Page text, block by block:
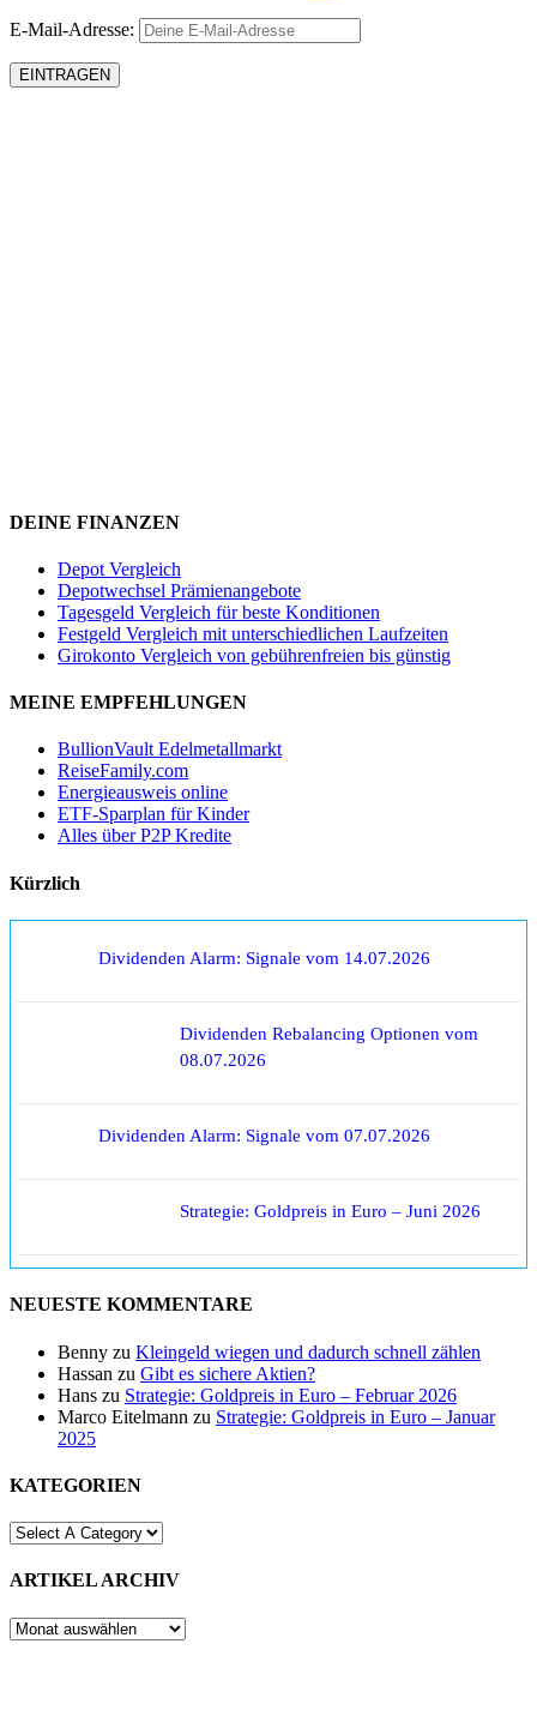
E-Mail-Adresse:
DEINE FINANZEN
Depot Vergleich
Depotwechsel Prämienangebote
Tagesgeld Vergleich für beste Konditionen
Festgeld Vergleich mit unterschiedlichen Laufzeiten
Girokonto Vergleich von gebührenfreien bis günstig
MEINE EMPFEHLUNGEN
BullionVault Edelmetallmarkt
ReiseFamily.com
Energieausweis online
ETF-Sparplan für Kinder
Alles über P2P Kredite
Kürzlich
Dividenden Alarm: Signale vom 14.07.2026
Dividenden Rebalancing Optionen vom
08.07.2026
Dividenden Alarm: Signale vom 07.07.2026
Strategie: Goldpreis in Euro – Juni 2026
NEUESTE KOMMENTARE
Benny zu Kleingeld wiegen und dadurch schnell zählen
Hassan zu Gibt es sichere Aktien?
Hans zu Strategie: Goldpreis in Euro – Februar 2026
Marco Eitelmann zu Strategie: Goldpreis in Euro – Januar
2025
KATEGORIEN
ARTIKEL ARCHIV
ARTIKEL